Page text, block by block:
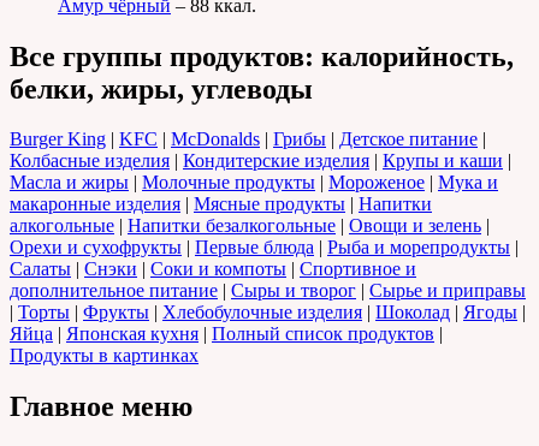
Амур чёрный – 88 ккал.
Все группы продуктов: калорийность,
белки, жиры, углеводы
Burger King | KFC | McDonalds | Грибы | Детское питание |
Колбасные изделия | Кондитерские изделия | Крупы и каши |
Масла и жиры | Молочные продукты | Мороженое | Мука и
макаронные изделия | Мясные продукты | Напитки
алкогольные | Напитки безалкогольные | Овощи и зелень |
Орехи и сухофрукты | Первые блюда | Рыба и морепродукты |
Салаты | Снэки | Соки и компоты | Спортивное и
дополнительное питание | Сыры и творог | Сырье и приправы
| Торты | Фрукты | Хлебобулочные изделия | Шоколад | Ягоды |
Яйца | Японская кухня | Полный список продуктов |
Продукты в картинках
Главное меню